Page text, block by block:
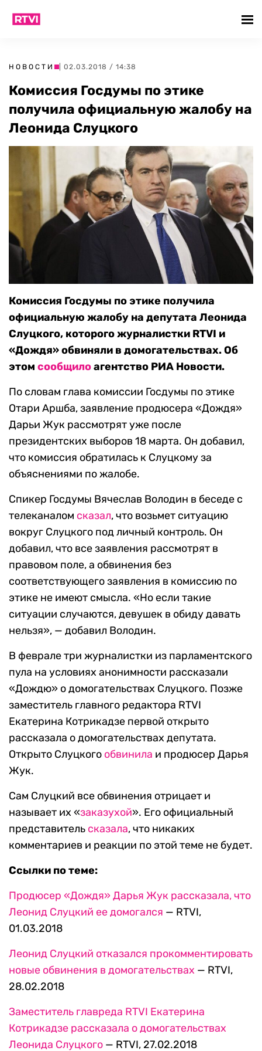
НОВОСТИ | 02.03.2018 / 14:38
Комиссия Госдумы по этике
получила официальную жалобу на
Леонида Слуцкого
Комиссия Госдумы по этике получила
официальную жалобу на депутата Леонида
Слуцкого, которого журналистки RTVI и
«Дождя» обвиняли в домогательствах. Об
этом сообщилоагентство РИА Новости.
По словам глава комиссии Госдумы по этике
Отари Аршба, заявление продюсера «Дождя»
Дарьи Жук рассмотрят уже после
президентских выборов 18 марта. Он добавил,
что комиссия обратилась к Слуцкому за
объяснениями по жалобе.
Спикер Госдумы Вячеслав Володин в беседе с
телеканалом сказал, что возьмет ситуацию
вокруг Слуцкого под личный контроль. Он
добавил, что все заявления рассмотрят в
правовом поле, а обвинения без
соответствующего заявления в комиссию по
этике не имеют смысла. «Но если такие
ситуации случаются, девушек в обиду давать
нельзя», — добавил Володин.
В феврале три журналистки из парламентского
пула на условиях анонимности рассказали
«Дождю» о домогательствах Слуцкого. Позже
заместитель главного редактора RTVI
Екатерина Котрикадзе первой открыто
рассказала о домогательствах депутата.
Открыто Слуцкого обвинила и продюсер Дарья
Жук.
Сам Слуцкий все обвинения отрицает и
называет их «заказухой». Его официальный
представитель сказала, что никаких
комментариев и реакции по этой теме не будет.
Ссылки по теме:
Продюсер «Дождя» Дарья Жук рассказала, что
Леонид Слуцкий ее домогался — RTVI,
01.03.2018
Леонид Слуцкий отказался прокомментировать
новые обвинения в домогательствах — RTVI,
28.02.2018
Заместитель главреда RTVI Екатерина
Котрикадзе рассказала о домогательствах
Леонида Слуцкого — RTVI, 27.02.2018